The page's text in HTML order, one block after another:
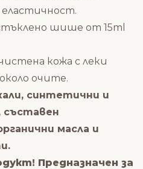
еластичност.
шише от 15ml
кожа с леки
очите.
синтетични и
съставен
масла и
Предназначен за